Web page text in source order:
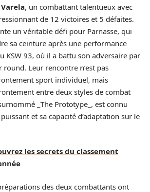
, un combattant talentueux avec
de 12 victoires et 5 défaites.
un véritable défi pour Parnasse, qui
sa ceinture après une performance
KSW 93, où il a battu son adversaire par
round. Leur rencontre n’est pas
sport individuel, mais
entre deux styles de combat
_The Prototype_, est connu
et sa capacité d’adaptation sur le
les secrets du classement
des deux combattants ont